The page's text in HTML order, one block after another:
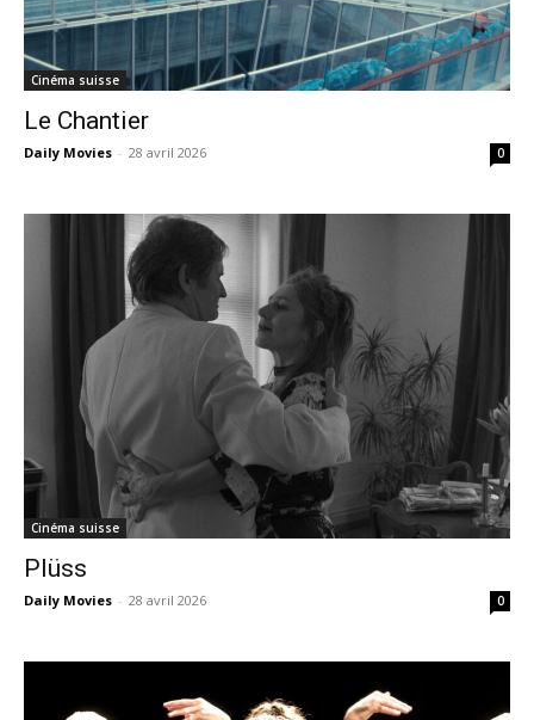
Cinéma suisse
Le Chantier
Daily Movies - 28 avril 2026 0
Cinéma suisse
Plüss
Daily Movies - 28 avril 2026 0